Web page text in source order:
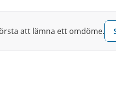
att lämna ett omdöme.